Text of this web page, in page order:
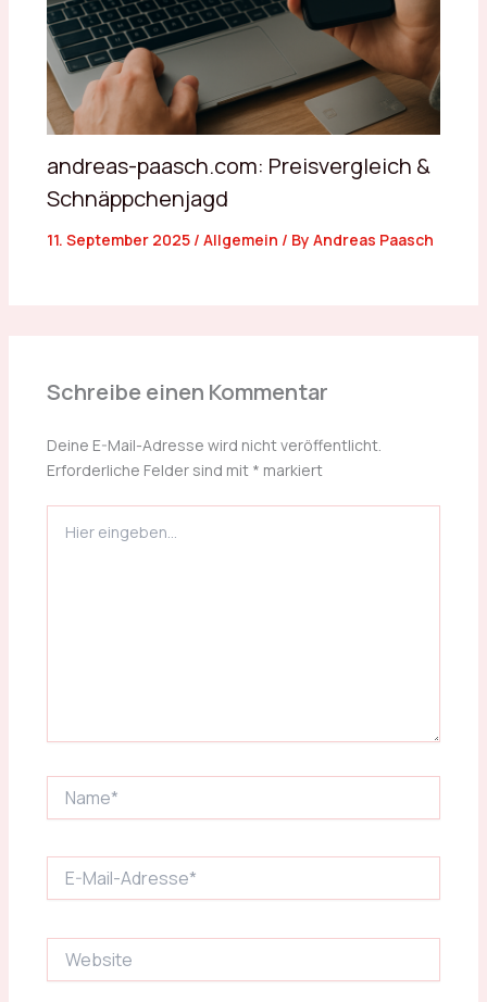
andreas-paasch.com: Preisvergleich &
Schnäppchenjagd
11. September 2025 / Allgemein / By Andreas Paasch
Schreibe einen Kommentar
Deine E-Mail-Adresse wird nicht veröffentlicht.
Erforderliche Felder sind mit * markiert
eingeben…
Mail-